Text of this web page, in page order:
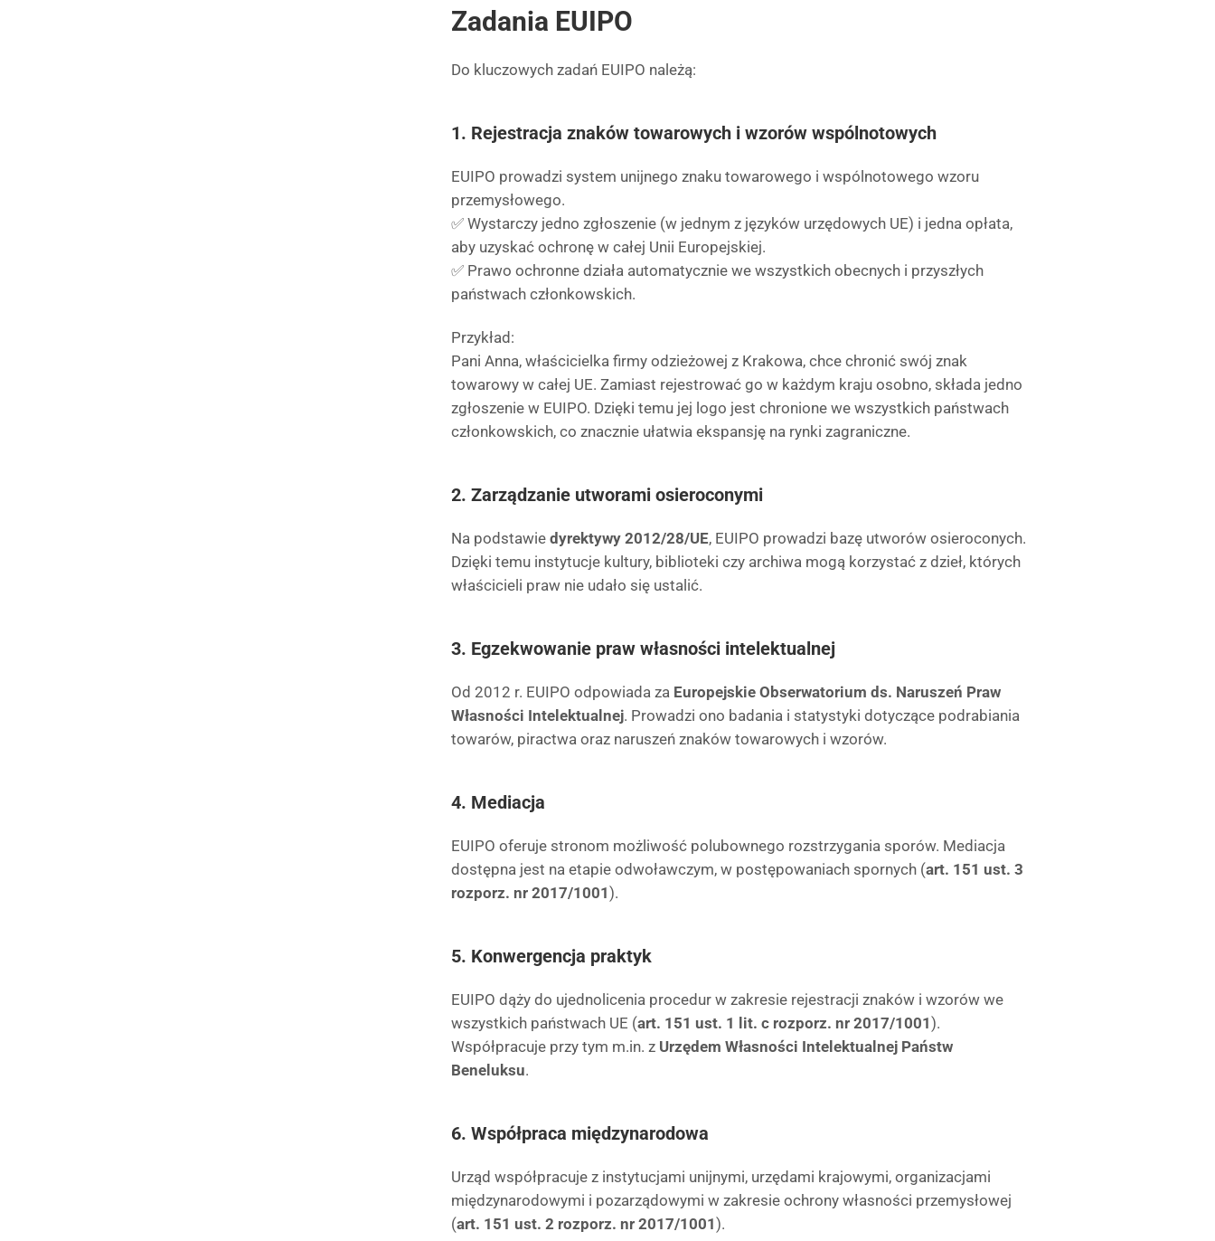
Zadania EUIPO
Do kluczowych zadań EUIPO należą:
1. Rejestracja znaków towarowych i wzorów wspólnotowych
EUIPO prowadzi system unijnego znaku towarowego i wspólnotowego wzoru
przemysłowego.
✅ Wystarczy jedno zgłoszenie (w jednym z języków urzędowych UE) i jedna opłata,
aby uzyskać ochronę w całej Unii Europejskiej.
✅ Prawo ochronne działa automatycznie we wszystkich obecnych i przyszłych
państwach członkowskich.
Przykład:
Pani Anna, właścicielka firmy odzieżowej z Krakowa, chce chronić swój znak
towarowy w całej UE. Zamiast rejestrować go w każdym kraju osobno, składa jedno
zgłoszenie w EUIPO. Dzięki temu jej logo jest chronione we wszystkich państwach
członkowskich, co znacznie ułatwia ekspansję na rynki zagraniczne.
2. Zarządzanie utworami osieroconymi
Na podstawie dyrektywy 2012/28/UE, EUIPO prowadzi bazę utworów osieroconych.
Dzięki temu instytucje kultury, biblioteki czy archiwa mogą korzystać z dzieł, których
właścicieli praw nie udało się ustalić.
3. Egzekwowanie praw własności intelektualnej
Od 2012 r. EUIPO odpowiada za Europejskie Obserwatorium ds. Naruszeń Praw
Własności Intelektualnej. Prowadzi ono badania i statystyki dotyczące podrabiania
towarów, piractwa oraz naruszeń znaków towarowych i wzorów.
4. Mediacja
EUIPO oferuje stronom możliwość polubownego rozstrzygania sporów. Mediacja
dostępna jest na etapie odwoławczym, w postępowaniach spornych (art. 151 ust. 3
rozporz. nr 2017/1001).
5. Konwergencja praktyk
EUIPO dąży do ujednolicenia procedur w zakresie rejestracji znaków i wzorów we
wszystkich państwach UE (art. 151 ust. 1 lit. c rozporz. nr 2017/1001).
Współpracuje przy tym m.in. z Urzędem Własności Intelektualnej Państw
Beneluksu.
6. Współpraca międzynarodowa
Urząd współpracuje z instytucjami unijnymi, urzędami krajowymi, organizacjami
międzynarodowymi i pozarządowymi w zakresie ochrony własności przemysłowej
(art. 151 ust. 2 rozporz. nr 2017/1001).